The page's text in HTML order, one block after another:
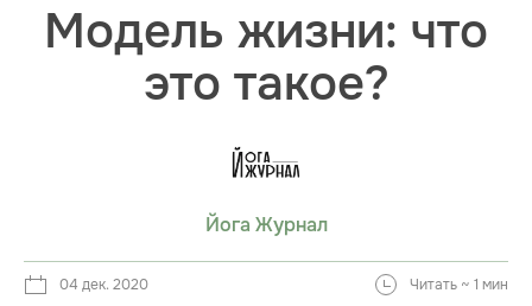
Модель жизни: что
это такое?
Йога Журнал
04 дек. 2020 Читать ~ 1 мин